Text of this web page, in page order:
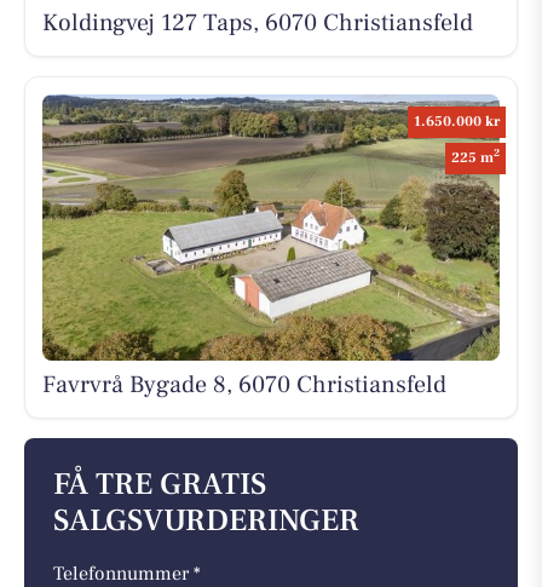
Koldingvej 127 Taps, 6070 Christiansfeld
1.650.000 kr
225 m2
Favrvrå Bygade 8, 6070 Christiansfeld
FÅ TRE GRATIS
SALGSVURDERINGER
Telefonnummer *